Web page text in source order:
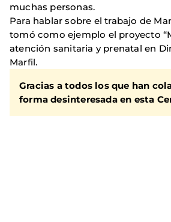
muchas personas.
Para hablar sobre el trabajo de
tomó como ejemplo el proyecto
atención sanitaria y prenatal en
Marfil.
Gracias a todos los que han
forma desinteresada en esta